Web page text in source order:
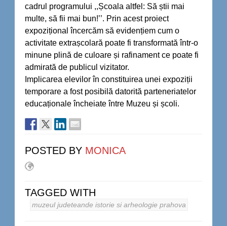
cadrul programului ,,Școala altfel: Să știi mai
multe, să fii mai bun!’’. Prin acest proiect
expozițional încercăm să evidențiem cum o
activitate extrașcolară poate fi transformată într-o
minune plină de culoare și rafinament ce poate fi
admirată de publicul vizitator.
Implicarea elevilor în constituirea unei expoziții
temporare a fost posibilă datorită parteneriatelor
educaționale încheiate între Muzeu și școli.
POSTED BY MONICA
TAGGED WITH
muzeul judeteande istorie si arheologie prahova